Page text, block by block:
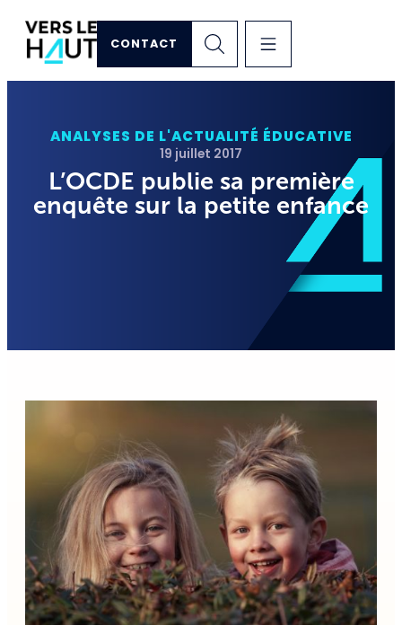
CONTACT
ANALYSES DE L'ACTUALITÉ ÉDUCATIVE
19 juillet 2017
L’OCDE publie sa première
enquête sur la petite enfance